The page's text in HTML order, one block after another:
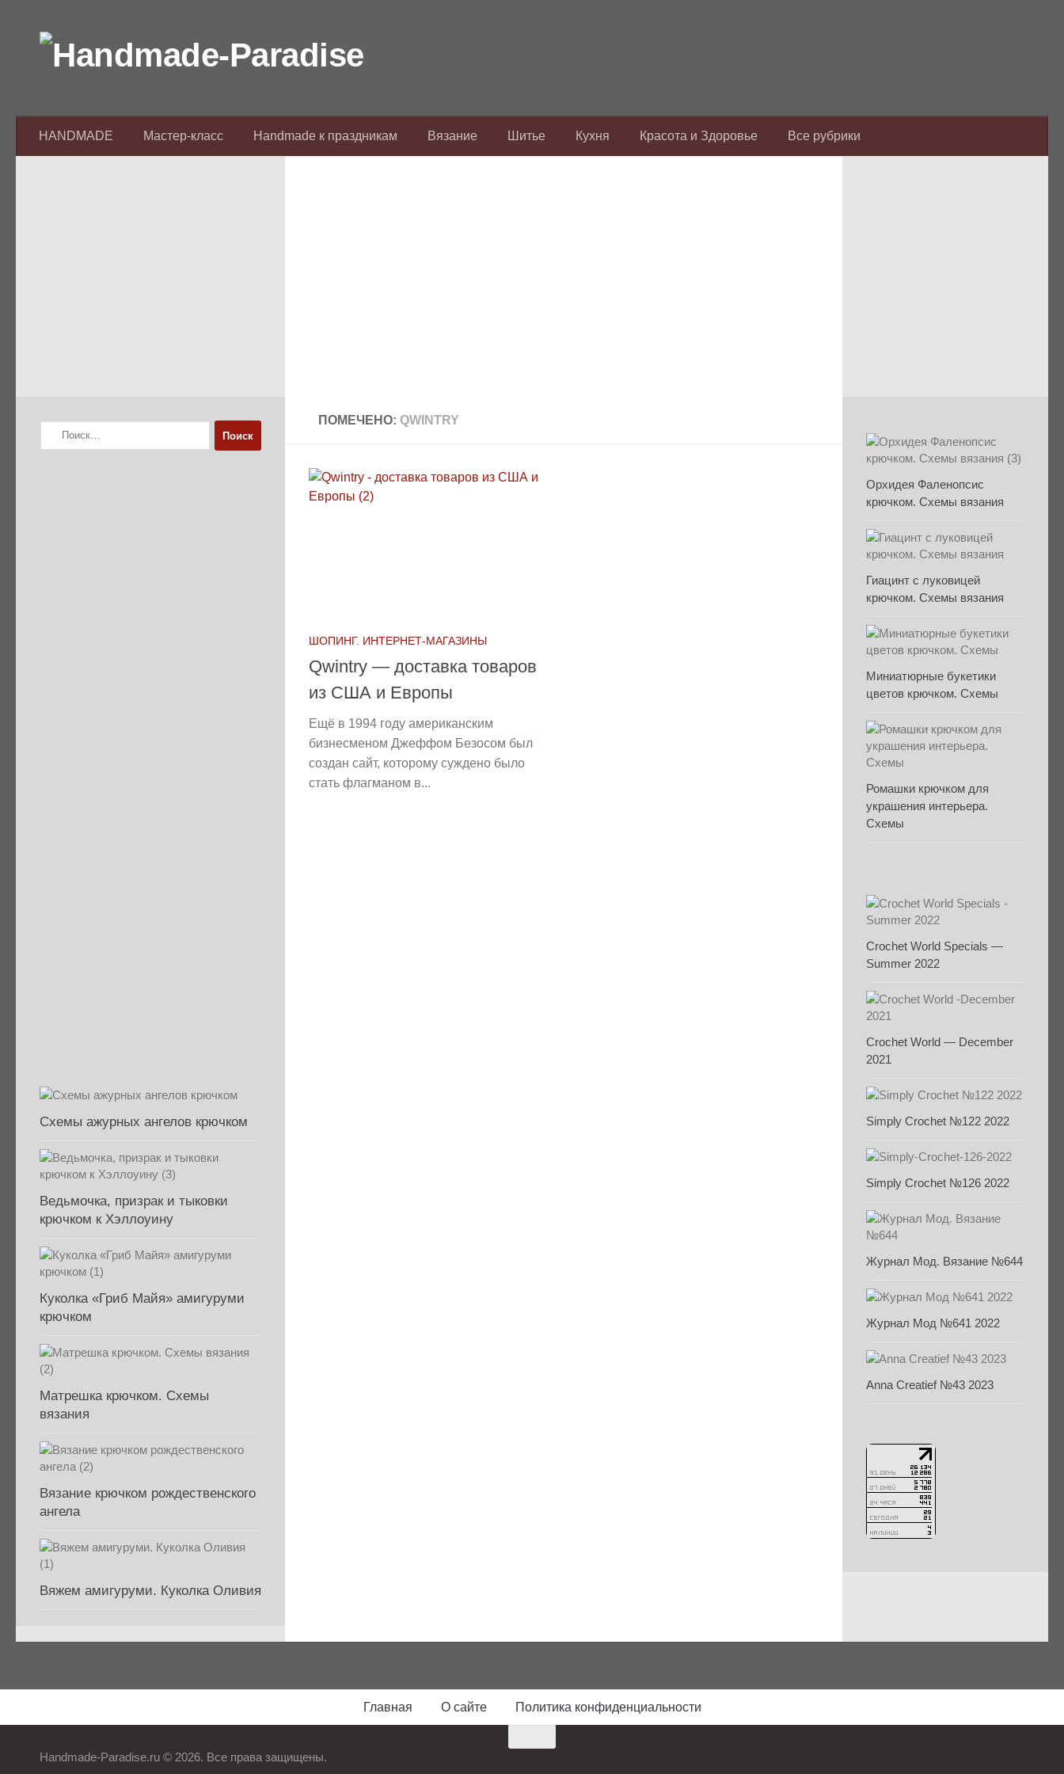
HANDMADE Мастер-класс Handmade к праздникам Вязание Шитье Кухня Красота и Здоровье Все рубрики
ПОМЕЧЕНО: QWINTRY
ШОПИНГ. ИНТЕРНЕТ-МАГАЗИНЫ
Qwintry — доставка товаров
из США и Европы
Ещё в 1994 году американским
бизнесменом Джеффом Безосом был
создан сайт, которому суждено было
стать флагманом в...
Найти:
Схемы ажурных ангелов крючком
Ведьмочка, призрак и тыковки
крючком к Хэллоуину
Куколка «Гриб Майя» амигуруми
крючком
Матрешка крючком. Схемы
вязания
Вязание крючком рождественского
ангела
Вяжем амигуруми. Куколка Оливия
Орхидея Фаленопсис
крючком. Схемы вязания
Гиацинт с луковицей
крючком. Схемы вязания
Миниатюрные букетики
цветов крючком. Схемы
Ромашки крючком для
украшения интерьера.
Схемы
Crochet World Specials —
Summer 2022
Crochet World — December
2021
Simply Crochet №122 2022
Simply Crochet №126 2022
Журнал Мод. Вязание №644
Журнал Мод №641 2022
Anna Creatief №43 2023
Главная О сайте Политика конфиденциальности
Handmade-Paradise.ru © 2026. Все права защищены.